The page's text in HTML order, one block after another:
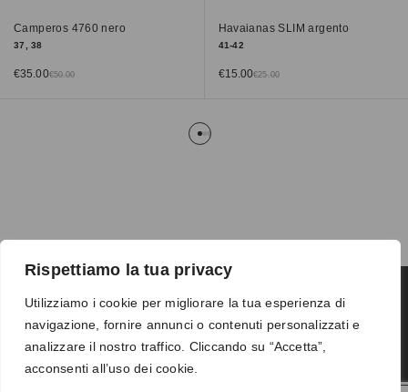
Rispettiamo la tua privacy
Utilizziamo i cookie per migliorare la tua esperienza di
navigazione, fornire annunci o contenuti personalizzati e
analizzare il nostro traffico. Cliccando su “Accetta”,
acconsenti all’uso dei cookie.
Camperos 4760 nero
37, 38
€50.00
€35.00
Havaianas SLIM argento
41-42
€ 25.00
€15.00
Termini e condizioni-Privacy-Reso